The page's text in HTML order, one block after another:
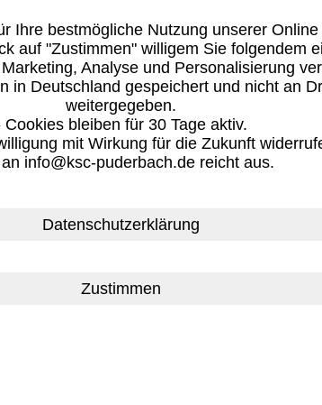
Datenschutzerklärung
unserer EDV Anlage gespeichert. Diese
erfolgt ausschließlich nach
Ihre bestmögliche Nutzung unserer Online
auf "Zustimmen" willigem Sie folgendem
Analyse und Personalisierung
in Deutschland gespeichert und nicht an
weitergegeben.
Cookies bleiben für 30 Tage aktiv.
mit Wirkung für die Zukunft
info@ksc-puderbach.de reicht aus.
Datenschutzerklärung